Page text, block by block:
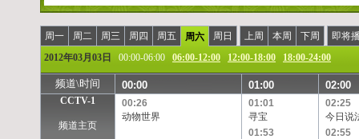
CCTVPусский
CCTV-高清 风云足球
风云音乐
风云剧场
世界地理 电视指南
怀旧剧场
女性时尚
CCTV-娱乐 CCTV-戏曲
CCTV-电影
央视文化精品
先锋纪录 现代女性
英语辅导
孕育指南
早期教育 CCTV证券资讯
中学生频道
高尔夫
CCTV-靓妆
CCTV-气象
CCTV-老年福
留学世界
周一 周二 周三 周四 周五 周六 周日 上周 本周 下周
即将
2012年03月03日
00:00-06:00 06:00-12:00 12:00-18:00 18:00-24:00
频道\时间 00:00 01:00 02:00
CCTV-1
频道主页
00:26
动物世界
01:01
寻宝
01:53
02:25
今日说
02:55